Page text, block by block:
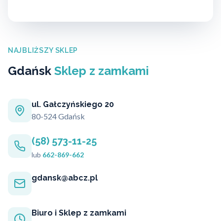
NAJBLIŻSZY SKLEP
Gdańsk Sklep z zamkami
ul. Gałczyńskiego 20
80-524 Gdańsk
(58) 573-11-25
lub 662-869-662
gdansk@abcz.pl
Biuro i Sklep z zamkami